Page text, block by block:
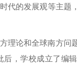
代的发展观等主题
理论和全球南方
，学校成立了编